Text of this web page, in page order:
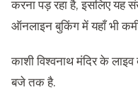
करना पड़ रहा है, इसलिए यह
ऑनलाइन बुकिंग में यहाँ भी
काशी विश्वनाथ मंदिर के
बजे तक है.